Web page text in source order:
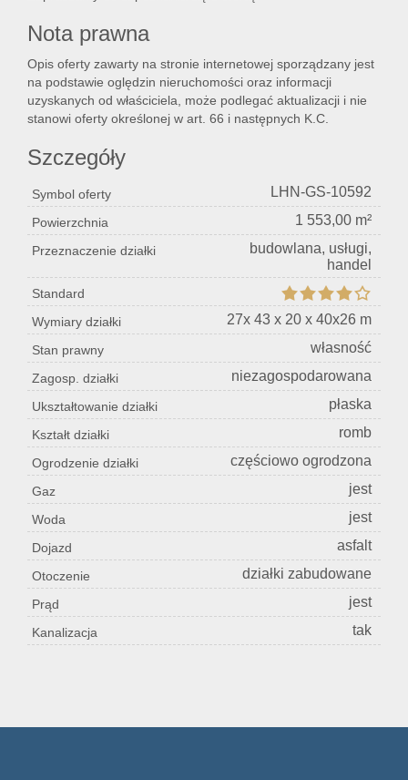
Nota prawna
Opis oferty zawarty na stronie internetowej sporządzany jest
na podstawie oględzin nieruchomości oraz informacji
uzyskanych od właściciela, może podlegać aktualizacji i nie
stanowi oferty określonej w art. 66 i następnych K.C.
Szczegóły
Symbol oferty LHN-GS-10592
Powierzchnia 1 553,00 m²
Przeznaczenie działki
budowlana, usługi,
handel
Standard
Wymiary działki
27x 43 x 20 x 40x26 m
Stan prawny własność
Zagosp. działki niezagospodarowana
Ukształtowanie działki płaska
Kształt działki romb
Ogrodzenie działki częściowo ogrodzona
Gaz jest
Woda jest
Dojazd asfalt
Otoczenie działki zabudowane
Prąd jest
Kanalizacja tak